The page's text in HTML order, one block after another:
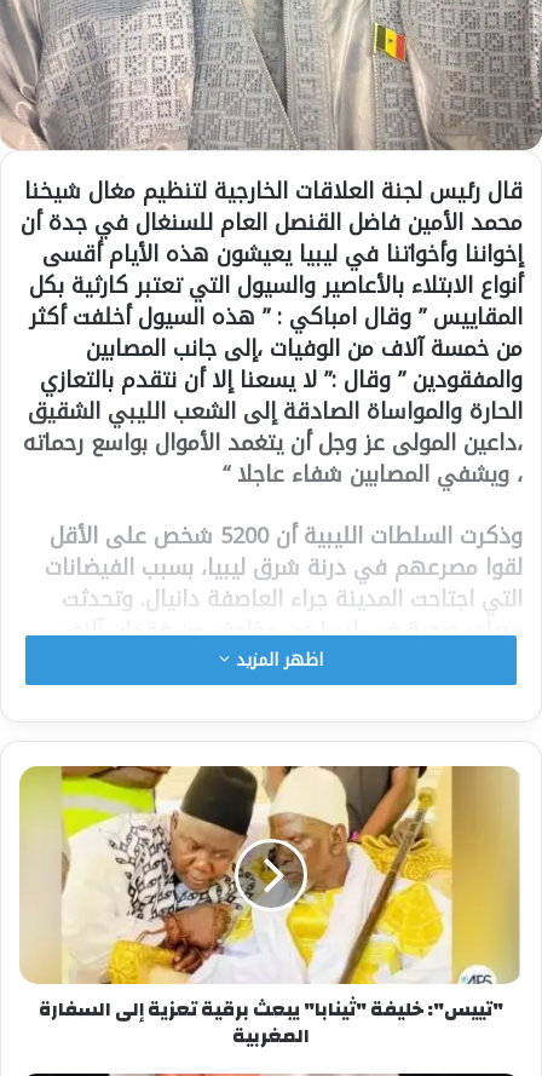
قال رئيس لجنة العلاقات الخارجية لتنظيم مغال شيخنا
محمد الأمين فاضل القنصل العام للسنغال في جدة أن
إخواننا وأخواتنا في ليبيا يعيشون هذه الأيام أقسى
أنواع الابتلاء بالأعاصير والسيول التي تعتبر كارثية بكل
المقاييس ” وقال امباكي : ” هذه السيول أخلفت أكثر
من خمسة آلاف من الوفيات ،إلى جانب المصابين
والمفقودين ” وقال :” لا يسعنا إلا أن نتقدم بالتعازي
الحارة والمواساة الصادقة إلى الشعب الليبي الشقيق
،داعين المولى عز وجل أن يتغمد الأموال بواسع رحماته
، ويشفي المصابين شفاء عاجلا “
وذكرت السلطات الليبية أن 5200 شخص على الأقل
لقوا مصرعهم في درنة شرق ليبيا، بسبب الفيضانات
التي اجتاحت المدينة جراء العاصفة دانيال. وتحدثت
مصادر صحية في ليبيا عن مخاوف من فقدان آلاف
وقد ارتفعت حصيلة ضحايا الفيضانات المدمرة التي
ضربت مدينة درنة شرقي ليبيا إلى 5200 شخص، وفقا
لما قاله المتحدث باسم وزارة الداخلية، في واحدة من
الحكومتين المتنافستين في ليبيا لوكالة الأنباء
الألمانية (د.ب.أ). ولم يتسن حتى الآن التأكد بشكل
مستقل من صحة الأعداد. وقال طارق الخراز، المتحدث
باسم الوزارة التابعة للحكومة المكلفة من مجلس
النواب والتي تتخذ من شرقي البلاد مقرا لها، إن عمال
الإنقاذ لا يزالون يباشرون انتشال جثث الضحايا الناتجة
عن الفيضانات.
وأدت السيول الناجمة عن عاصفة عاتية إلى انهيار
سدود وجرف مبان وتدمير ربع مدينة درنة الواقعة في
اظهر المزيد
"تييس": خليفة "ثينابا" يبعث برقية تعزية إلى السفارة
المغربية